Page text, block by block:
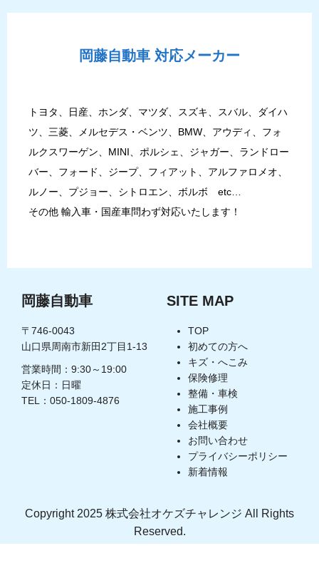
岡藤自動車 対応メーカー
トヨタ、日産、ホンダ、マツダ、スズキ、スバル、ダイハ
ツ、三菱、メルセデス・ベンツ、BMW、アウディ、フォ
ルクスワーゲン、MINI、ポルシェ、ジャガー、ランドロー
バー、フォード、ジープ、フィアット、アルファロメオ、
ルノー、プジョー、シトロエン、ボルボ etc…
その他 輸入車・国産車問わず対応いたします！
岡藤自動車
〒746-0043
山口県周南市新田2丁目1-13
営業時間：9:30～19:00
定休日：日曜
TEL：050-1809-4876
SITE MAP
TOP
初めての方へ
キズ・へこみ
保険修理
整備・車検
施工事例
会社概要
お問い合わせ
プライバシーポリシー
新着情報
Copyright 2025 株式会社オケズチャレンジ All Rights
Reserved.